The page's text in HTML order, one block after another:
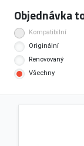
Objednávka
Kompatibilní
Originální
Renovovaný
Všechny